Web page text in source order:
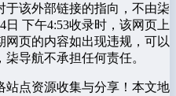
该外部链接的指向，不由柒
日 下午4:53收录时，该网页上
页的内容如出现违规，可以
导航不承担任何责任。
点资源收集与分享！ 本文地